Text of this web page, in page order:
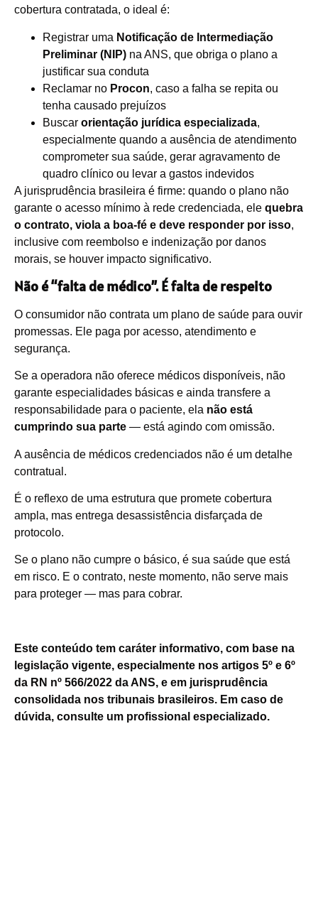
cobertura contratada, o ideal é:
Registrar uma Notificação de Intermediação
Preliminar (NIP) na ANS, que obriga o plano a
justificar sua conduta
Reclamar no Procon, caso a falha se repita ou
tenha causado prejuízos
Buscar orientação jurídica especializada,
especialmente quando a ausência de atendimento
comprometer sua saúde, gerar agravamento de
quadro clínico ou levar a gastos indevidos
A jurisprudência brasileira é firme: quando o plano não
garante o acesso mínimo à rede credenciada, ele quebra
o contrato, viola a boa-fé e deve responder por isso,
inclusive com reembolso e indenização por danos
morais, se houver impacto significativo.
Não é “falta de médico”. É falta de respeito
O consumidor não contrata um plano de saúde para ouvir
promessas. Ele paga por acesso, atendimento e
segurança.
Se a operadora não oferece médicos disponíveis, não
garante especialidades básicas e ainda transfere a
responsabilidade para o paciente, ela não está
cumprindo sua parte — está agindo com omissão.
A ausência de médicos credenciados não é um detalhe
contratual.
É o reflexo de uma estrutura que promete cobertura
ampla, mas entrega desassistência disfarçada de
protocolo.
Se o plano não cumpre o básico, é sua saúde que está
em risco. E o contrato, neste momento, não serve mais
para proteger — mas para cobrar.
Este conteúdo tem caráter informativo, com base na
legislação vigente, especialmente nos artigos 5º e 6º
da RN nº 566/2022 da ANS, e em jurisprudência
consolidada nos tribunais brasileiros. Em caso de
dúvida, consulte um profissional especializado.